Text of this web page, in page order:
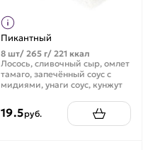
Пикантный
8 шт/ 265 г/ 221 ккал
Лосось, сливочный сыр, омлет
тамаго, запечённый соус с
мидиями, унаги соус, кунжут
19.5руб.